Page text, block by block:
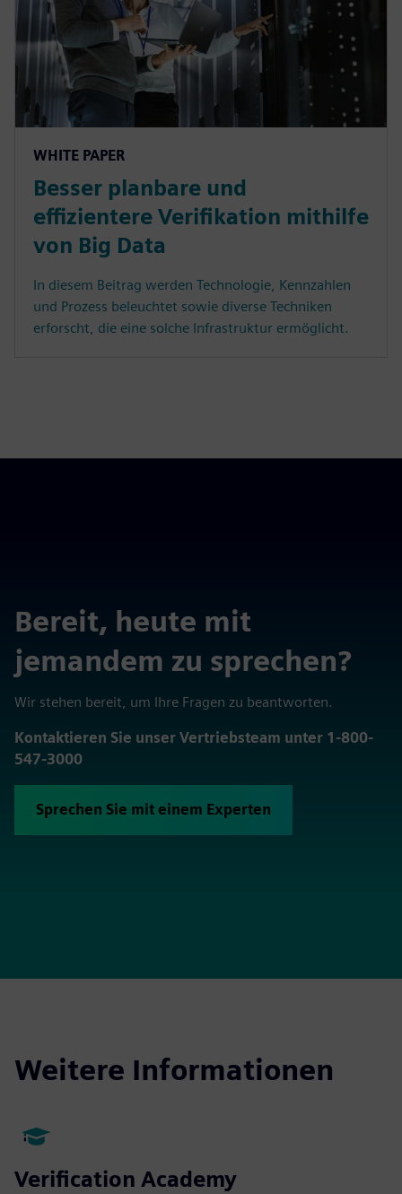
WHITE PAPER
Besser planbare und
effizientere Verifikation mithilfe
von Big Data
In diesem Beitrag werden Technologie, Kennzahlen
und Prozess beleuchtet sowie diverse Techniken
erforscht, die eine solche Infrastruktur ermöglicht.
Bereit, heute mit
jemandem zu sprechen?
Wir stehen bereit, um Ihre Fragen zu beantworten.
Kontaktieren Sie unser Vertriebsteam unter 1-800-
547-3000
Sprechen Sie mit einem Experten
Weitere Informationen
Verification Academy